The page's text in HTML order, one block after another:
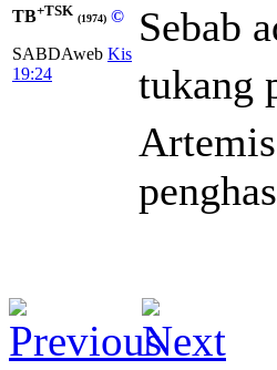
TB+TSK (1974) ©
SABDAweb Kis
19:24
Sebab
tukang
Artemis